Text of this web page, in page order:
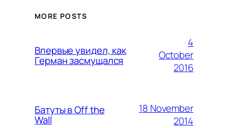
MORE POSTS
Впервые увидел, как
Герман засмущался
4
October
2016
Батуты в Off the
Wall
18 November
2014